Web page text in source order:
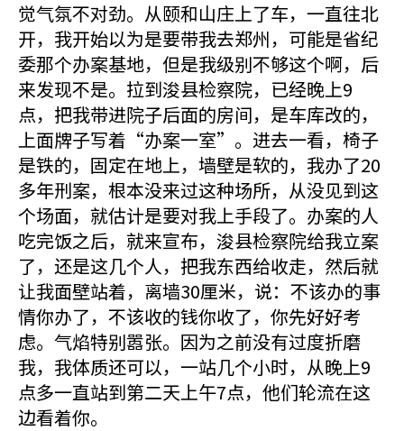
觉气氛不对劲。从颐和山庄上了车，一直往北
开，我开始以为是要带我去郑州，可能是省纪
委那个办案基地，但是我级别不够这个啊，后
来发现不是。拉到浚县检察院，已经晚上9
点，把我带进院子后面的房间，是车库改的，
上面牌子写着“办案一室”。进去一看，椅子
是铁的，固定在地上，墙壁是软的，我办了20
多年刑案，根本没来过这种场所，从没见到这
个场面，就估计是要对我上手段了。办案的人
吃完饭之后，就来宣布，浚县检察院给我立案
了，还是这几个人，把我东西给收走，然后就
让我面壁站着，离墙30厘米，说：不该办的事
情你办了，不该收的钱你收了，你先好好考
虑。气焰特别嚣张。因为之前没有过度折磨
我，我体质还可以，一站几个小时，从晚上9
点多一直站到第二天上午7点，他们轮流在这
边看着你。